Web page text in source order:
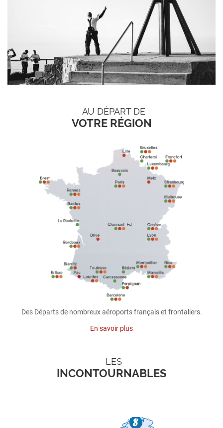
AU DÉPART DE
VOTRE RÉGION
Des Départs de nombreux aéroports français et frontaliers.
En savoir plus
LES
INCONTOURNABLES